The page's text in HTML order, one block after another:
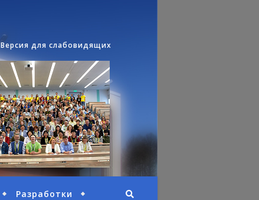
Версия для слабовидящих
Разработки